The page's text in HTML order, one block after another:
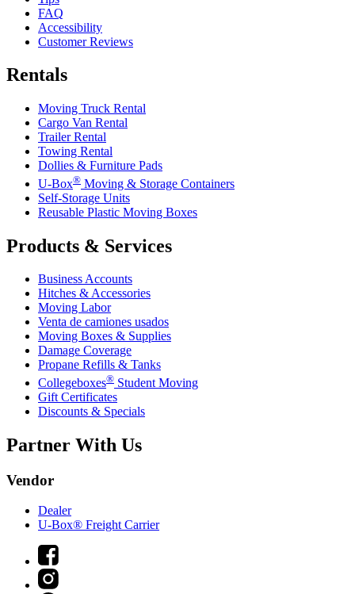
FAQ
Accessibility
Customer Reviews
Rentals
Moving Truck Rental
Cargo Van Rental
Trailer Rental
Towing Rental
Dollies & Furniture Pads
U-Box® Moving & Storage Containers
Self-Storage Units
Reusable Plastic Moving Boxes
Products & Services
Business Accounts
Hitches & Accessories
Moving Labor
Venta de camiones usados
Moving Boxes & Supplies
Damage Coverage
Propane Refills & Tanks
Collegeboxes® Student Moving
Gift Certificates
Discounts & Specials
Partner With Us
Vendor
Dealer
U-Box® Freight Carrier